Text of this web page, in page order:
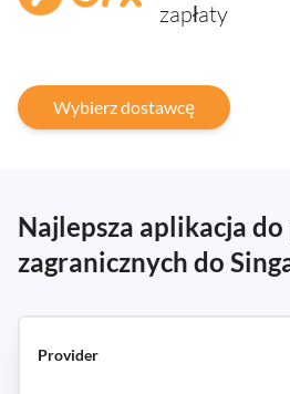
zapłaty
Wybierz dostawcę
Najlepsza aplikacja
zagranicznych do